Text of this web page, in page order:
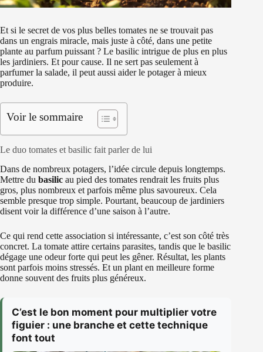
Et si le secret de vos plus belles tomates ne se trouvait pas
dans un engrais miracle, mais juste à côté, dans une petite
plante au parfum puissant ? Le basilic intrigue de plus en plus
les jardiniers. Et pour cause. Il ne sert pas seulement à
parfumer la salade, il peut aussi aider le potager à mieux
produire.
Voir le sommaire
Le duo tomates et basilic fait parler de lui
Dans de nombreux potagers, l’idée circule depuis longtemps.
Mettre du basilic au pied des tomates rendrait les fruits plus
gros, plus nombreux et parfois même plus savoureux. Cela
semble presque trop simple. Pourtant, beaucoup de jardiniers
disent voir la différence d’une saison à l’autre.
Ce qui rend cette association si intéressante, c’est son côté très
concret. La tomate attire certains parasites, tandis que le basilic
dégage une odeur forte qui peut les gêner. Résultat, les plants
sont parfois moins stressés. Et un plant en meilleure forme
donne souvent des fruits plus généreux.
C’est le bon moment pour multiplier votre
figuier : une branche et cette technique
font tout